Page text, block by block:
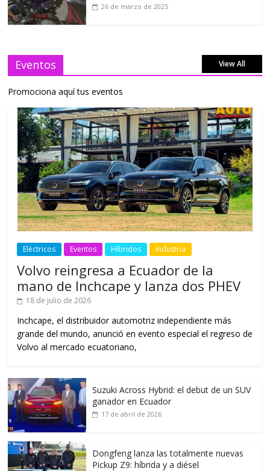
26 de marzo de 2025
Eventos View All
Promociona aquí tus eventos
Eléctricos Eventos Híbridos Industria
Volvo reingresa a Ecuador de la
mano de Inchcape y lanza dos PHEV
18 de julio de 2026
Inchcape, el distribuidor automotriz independiente más
grande del mundo, anunció en evento especial el regreso de
Volvo al mercado ecuatoriano,
Suzuki Across Hybrid: el debut de un SUV
ganador en Ecuador
17 de abril de 2026
Dongfeng lanza las totalmente nuevas
Pickup Z9: híbrida y a diésel